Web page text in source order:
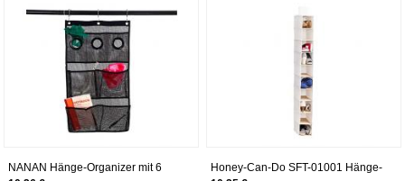
Aufbewahrung mit 8 Stäben und 1
Haken, silberfarben
Fächern,Aufbewahrungssystem Set
NANAN Hänge-Organizer mit 6
Honey-Can-Do SFT-01001 Hänge-